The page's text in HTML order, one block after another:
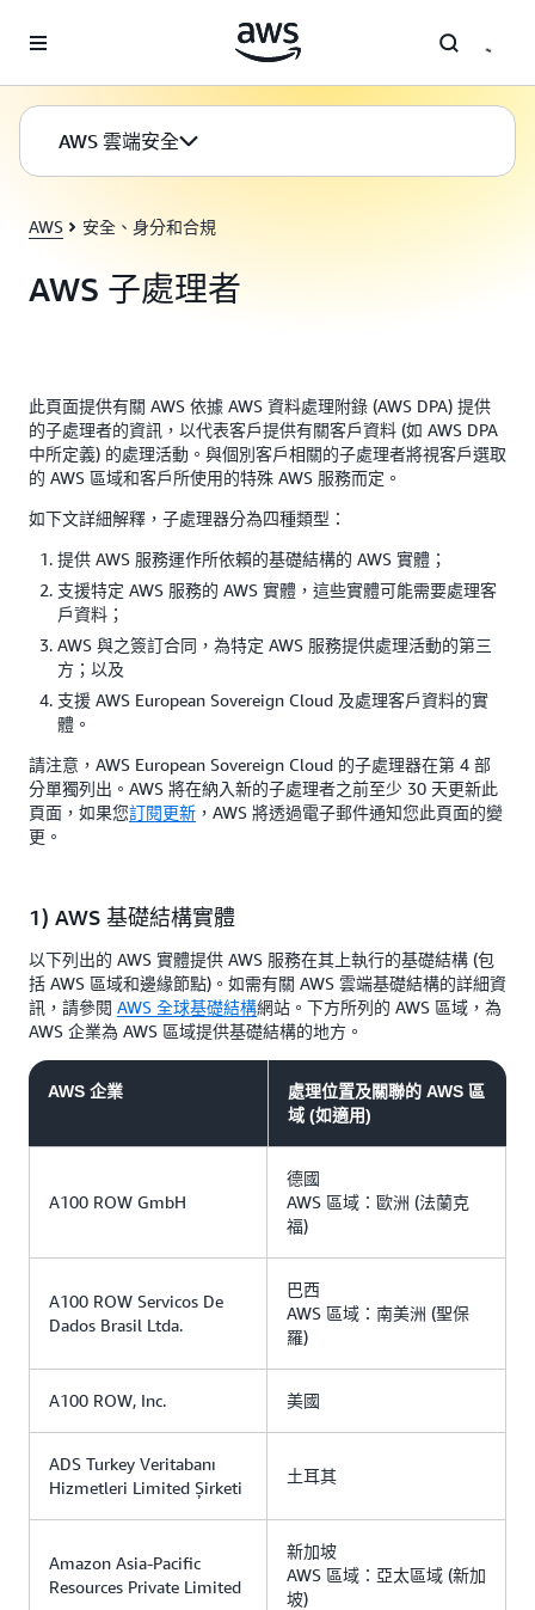
AWS 雲端安全
AWS 安全、身分和合規
AWS 子處理者
此頁面提供有關 AWS 依據 AWS 資料處理附錄 (AWS DPA) 提供
的子處理者的資訊，以代表客戶提供有關客戶資料 (如 AWS DPA
中所定義) 的處理活動。與個別客戶相關的子處理者將視客戶選取
的 AWS 區域和客戶所使用的特殊 AWS 服務而定。
如下文詳細解釋，子處理器分為四種類型：
提供 AWS 服務運作所依賴的基礎結構的 AWS 實體；
支援特定 AWS 服務的 AWS 實體，這些實體可能需要處理客
戶資料；
AWS 與之簽訂合同，為特定 AWS 服務提供處理活動的第三
方；以及
支援 AWS European Sovereign Cloud 及處理客戶資料的實
體。
請注意，AWS European Sovereign Cloud 的子處理器在第 4 部
分單獨列出。AWS 將在納入新的子處理者之前至少 30 天更新此
頁面，如果您訂閱更新 ，AWS 將透過電子郵件通知您此頁面的變
更。
1) AWS 基礎結構實體
以下列出的 AWS 實體提供 AWS 服務在其上執行的基礎結構 (包
括 AWS 區域和邊緣節點)。如需有關 AWS 雲端基礎結構的詳細資
訊，請參閱 AWS 全球基礎結構網站。下方所列的 AWS 區域，為
AWS 企業為 AWS 區域提供基礎結構的地方。
AWS 企業
處理位置及關聯的 AWS 區
域 (如適用)
A100 ROW GmbH
德國
AWS 區域：歐洲 (法蘭克
福)
A100 ROW Servicos De
Dados Brasil Ltda.
巴西
AWS 區域：南美洲 (聖保
羅)
A100 ROW, Inc. 美國
ADS Turkey Veritabanı
Hizmetleri Limited Şirketi
土耳其
Amazon Asia-Pacific
Resources Private Limited
新加坡
AWS 區域：亞太區域 (新加
坡)